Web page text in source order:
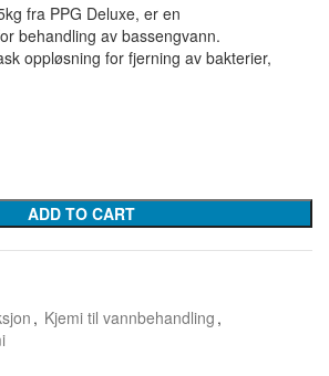
fra PPG Deluxe, er en
behandling av bassengvann.
oppløsning for fjerning av bakterier,
ADD TO CART
, Kjemi til vannbehandling ,